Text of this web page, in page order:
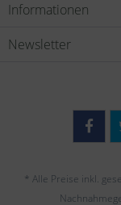
Informationen
Newsletter
* Alle Preise inkl.